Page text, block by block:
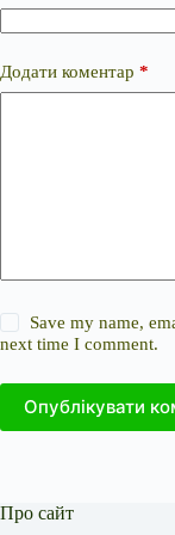
Додати коментар *
Save my name,
next time I comment.
Опублікувати
Про сайт